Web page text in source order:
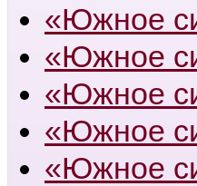
«Южное
«Южное
«Южное
«Южное
«Южное